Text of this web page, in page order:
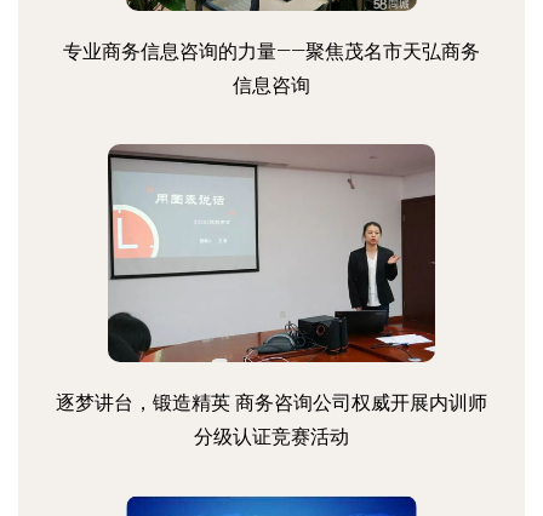
专业商务信息咨询的力量——聚焦茂名市天弘商务
信息咨询
逐梦讲台，锻造精英 商务咨询公司权威开展内训师
分级认证竞赛活动